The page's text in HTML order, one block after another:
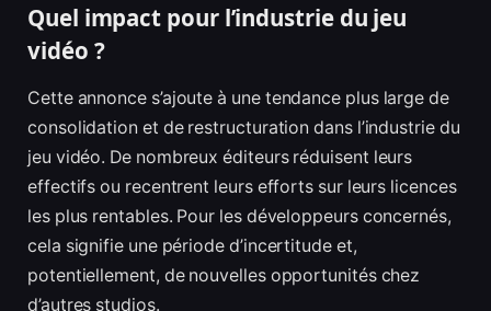
Quel impact pour l’industrie du jeu
vidéo ?
Cette annonce s’ajoute à une tendance plus large de
consolidation et de restructuration dans l’industrie du
jeu vidéo. De nombreux éditeurs réduisent leurs
effectifs ou recentrent leurs efforts sur leurs licences
les plus rentables. Pour les développeurs concernés,
cela signifie une période d’incertitude et,
potentiellement, de nouvelles opportunités chez
d’autres studios.